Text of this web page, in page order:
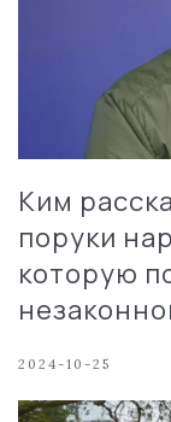
Ким
поруки
которую
2024-10-25